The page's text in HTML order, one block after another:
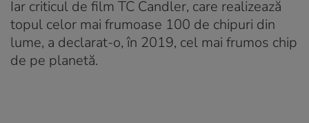
Iar criticul de film TC Candler, care realizează
topul celor mai frumoase 100 de chipuri din
lume, a declarat-o, în 2019, cel mai frumos chip
de pe planetă.